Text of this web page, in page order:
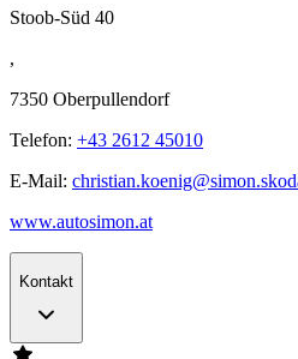
Stoob-Süd 40
,
7350 Oberpullendorf
Telefon: +43 2612 45010
E-Mail:
www.autosimon.at
Kontakt